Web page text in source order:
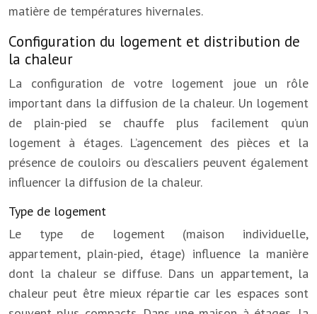
matière de températures hivernales.
Configuration du logement et distribution de
la chaleur
La configuration de votre logement joue un rôle
important dans la diffusion de la chaleur. Un logement
de plain-pied se chauffe plus facilement qu’un
logement à étages. L’agencement des pièces et la
présence de couloirs ou d’escaliers peuvent également
influencer la diffusion de la chaleur.
Type de logement
Le type de logement (maison individuelle,
appartement, plain-pied, étage) influence la manière
dont la chaleur se diffuse. Dans un appartement, la
chaleur peut être mieux répartie car les espaces sont